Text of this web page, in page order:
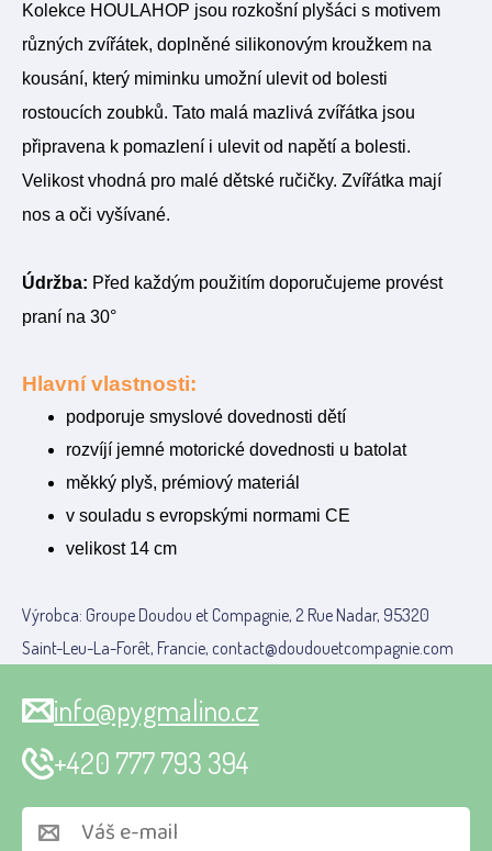
Kolekce HOULAHOP jsou rozkošní plyšáci s motivem
různých zvířátek, doplněné silikonovým kroužkem na
kousání, který miminku umožní ulevit od bolesti
rostoucích zoubků. Tato malá mazlivá zvířátka jsou
připravena k pomazlení i ulevit od napětí a bolesti.
Velikost vhodná pro malé dětské ručičky. Zvířátka mají
nos a oči vyšívané.
Údržba: Před každým použitím doporučujeme provést
praní na 30°
Hlavní vlastnosti:
podporuje smyslové dovednosti dětí
rozvíjí jemné motorické dovednosti u batolat
měkký plyš, prémiový materiál
v souladu s evropskými normami CE
velikost 14 cm
Výrobca: Groupe Doudou et Compagnie, 2 Rue Nadar, 95320
Saint-Leu-La-Forêt, Francie, contact@doudouetcompagnie.com
info@pygmalino.cz
+420 777 793 394